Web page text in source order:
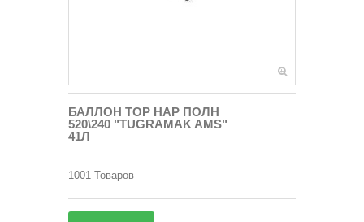
БАЛЛОН ТОР НАР ПОЛН
520\240 "TUGRAMAK AMS"
41Л
1001 Товаров